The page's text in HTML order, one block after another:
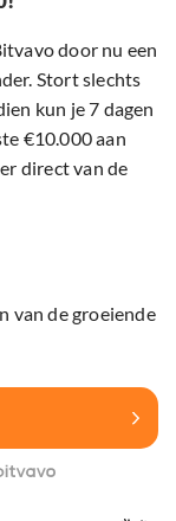
door nu een
Stort slechts
kun je 7 dagen
€10.000 aan
direct van de
van de groeiende